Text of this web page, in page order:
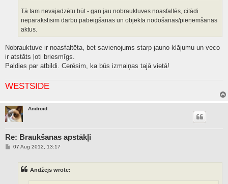
Tā tam nevajadzētu būt - gan jau nobrauktuves noasfaltēs, citādi
neparakstīsim darbu pabeigšanas un objekta nodošanas/pieņemšanas
aktus.
Nobrauktuve ir noasfaltēta, bet savienojums starp jauno klājumu un veco
ir atstāts ļoti briesmīgs.
Paldies par atbildi. Cerēsim, ka būs izmaiņas tajā vietā!
WESTSIDE
Android
Re: Braukšanas apstākļi
P07 Aug 2012, 13:17
Andžejs wrote: